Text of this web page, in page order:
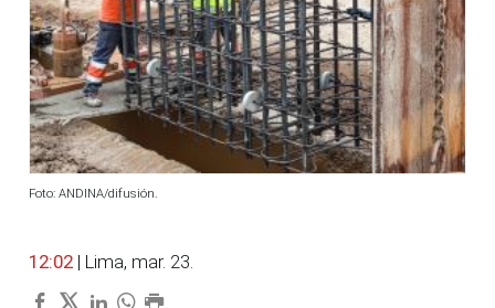
Foto: ANDINA/difusión.
12:02 | Lima, mar. 23.